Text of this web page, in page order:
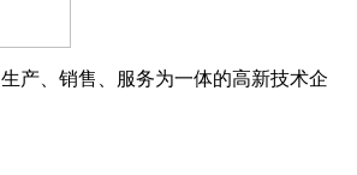
产、销售、服务为一体的高新技术企